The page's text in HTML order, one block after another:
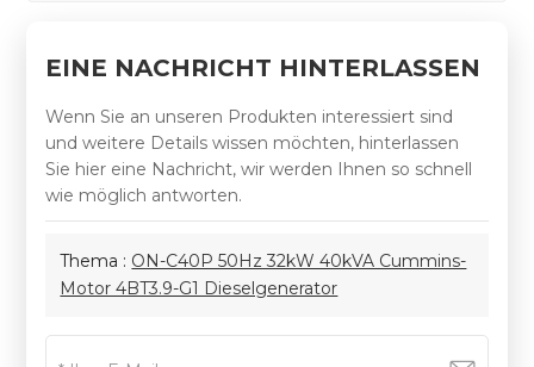
EINE NACHRICHT HINTERLASSEN
Wenn Sie an unseren Produkten interessiert sind
und weitere Details wissen möchten, hinterlassen
Sie hier eine Nachricht, wir werden Ihnen so schnell
wie möglich antworten.
Thema : ON-C40P 50Hz 32kW 40kVA Cummins-
Motor 4BT3.9-G1 Dieselgenerator